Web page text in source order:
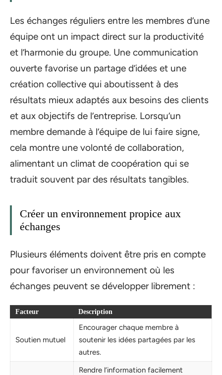
Les échanges réguliers entre les membres d’une
équipe ont un impact direct sur la productivité
et l’harmonie du groupe. Une communication
ouverte favorise un partage d’idées et une
création collective qui aboutissent à des
résultats mieux adaptés aux besoins des clients
et aux objectifs de l’entreprise. Lorsqu’un
membre demande à l’équipe de lui faire signe,
cela montre une volonté de collaboration,
alimentant un climat de coopération qui se
traduit souvent par des résultats tangibles.
Créer un environnement propice aux
échanges
Plusieurs éléments doivent être pris en compte
pour favoriser un environnement où les
échanges peuvent se développer librement :
Facteur Description
Soutien mutuel
Encourager chaque membre à
soutenir les idées partagées par les
autres.
Rendre l’information facilement